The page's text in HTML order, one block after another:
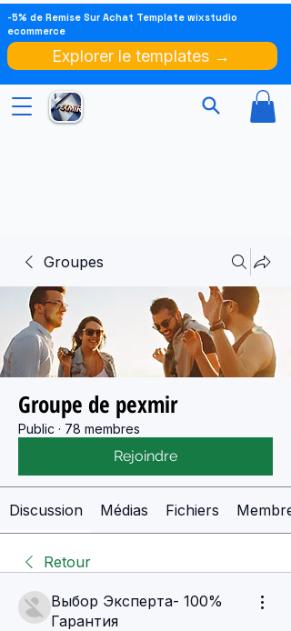
-5% de Remise Sur Achat Template wixstudio
ecommerce
Explorer le templates →
Groupes
Groupe de pexmir
Public · 78 membres
Rejoindre
Discussion Médias Fichiers
Retour
Выбор Эксперта- 100%
Гарантия